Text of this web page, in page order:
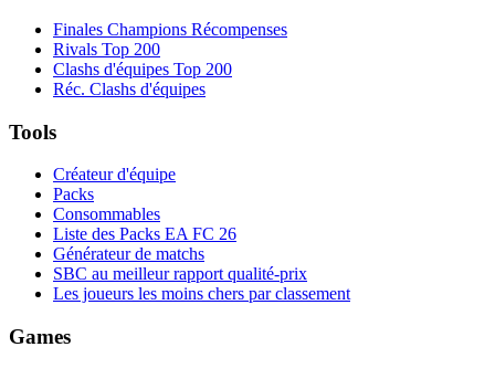
Finales Champions Récompenses
Rivals Top 200
Clashs d'équipes Top 200
Réc. Clashs d'équipes
Tools
Créateur d'équipe
Packs
Consommables
Liste des Packs EA FC 26
Générateur de matchs
SBC au meilleur rapport qualité-prix
Les joueurs les moins chers par classement
Games